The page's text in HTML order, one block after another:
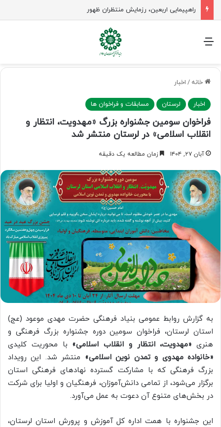
راهپیمایی اربعین، رزمایش منتظران ظهور
منو
خانه / اخبار
اخبار لرستان مسابقات و فراخوان ها
فراخوان سومین جشنواره بزرگ «مهدویت، انتظار و
انقلاب اسلامی» در لرستان منتشر شد
آبان ۲۷, ۱۴۰۴ زمان مطالعه یک دقیقه
به گزارش روابط عمومی بنیاد فرهنگی حضرت مهدی موعود (عج)
استان لرستان، فراخوان سومین دوره جشنواره بزرگ فرهنگی و
هنری «مهدویت، انتظار و انقلاب اسلامی» با محوریت کلیدی
«خانواده مهدوی و تمدن نوین اسلامی» منتشر شد. این رویداد
بزرگ فرهنگی که با مشارکت گسترده نهادهای فرهنگی استان
برگزار می‌شود، از تمامی دانش‌آموزان، فرهنگیان و اولیا برای شرکت
در بخش‌های متنوع آن دعوت به عمل می‌آورد.
این جشنواره با همت اداره کل آموزش و پرورش استان لرستان،